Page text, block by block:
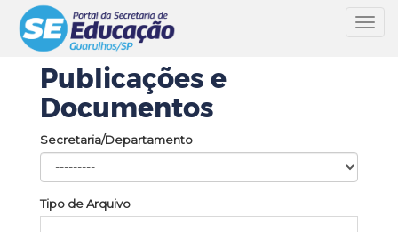
Publicações e
Documentos
Secretaria/Departamento
Tipo de Arquivo